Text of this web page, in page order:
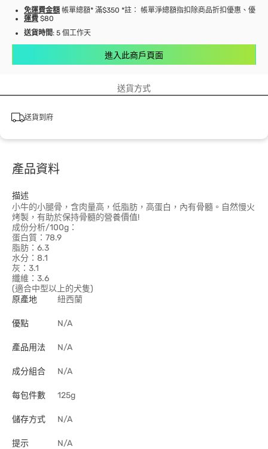
免運費金額 帳單總額* 滿$350 *註： 帳單淨總額指扣除商品折扣優惠、優惠
運費 $80
送貨時間: 5 個工作天
進入此商戶頁面
送貨方式
送貨到府
產品資料
描述
小牛的小腿骨，含肉量高，低脂肪，高蛋白，內有骨髓。自然慢火
烤製，有助於保持骨髓的營養價值!
成份分析/100g：
蛋白質：78.9
脂肪：6.3
水分：8.1
灰：3.1
纖維：3.6
(適合中型以上的犬隻)
原產地
紐西蘭
優點 N/A
產品用法 N/A
成分組合 N/A
每包件數 125g
儲存方式 N/A
提示 N/A